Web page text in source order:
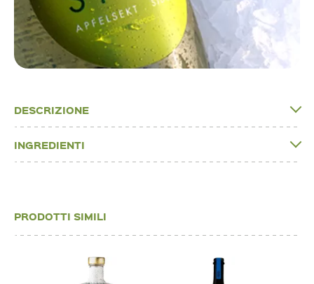
DESCRIZIONE
INGREDIENTI
PRODOTTI SIMILI